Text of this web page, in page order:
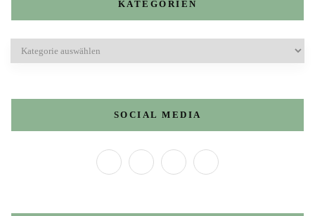
KATEGORIEN
SOCIAL MEDIA